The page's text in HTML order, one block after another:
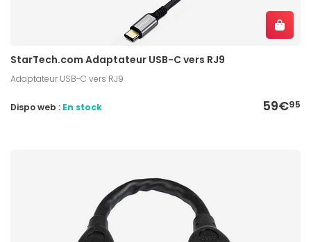
StarTech.com Adaptateur USB-C vers RJ9
Adaptateur USB-C vers RJ9
59€95
Dispo web : En stock